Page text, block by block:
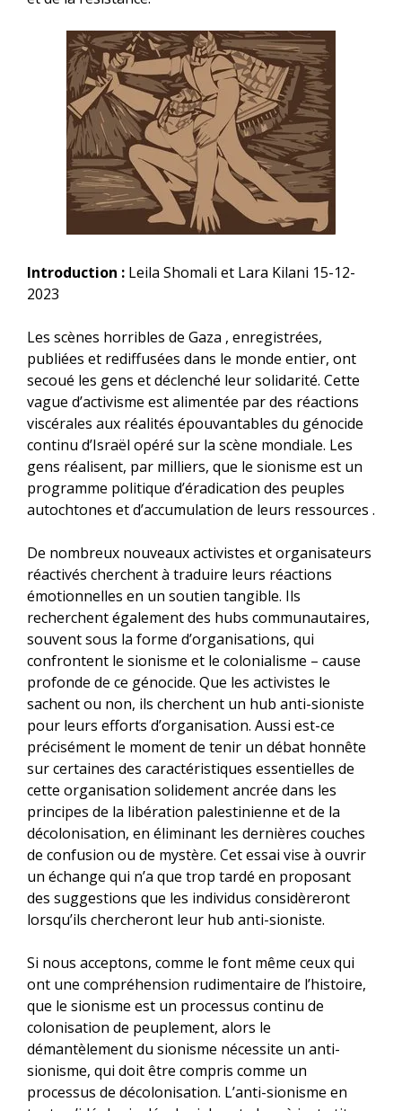
Introduction : Leila Shomali et Lara Kilani 15-12-
2023
Les scènes horribles de Gaza , enregistrées,
publiées et rediffusées dans le monde entier, ont
secoué les gens et déclenché leur solidarité. Cette
vague d’activisme est alimentée par des réactions
viscérales aux réalités épouvantables du génocide
continu d’Israël opéré sur la scène mondiale. Les
gens réalisent, par milliers, que le sionisme est un
programme politique d’éradication des peuples
autochtones et d’accumulation de leurs ressources .
De nombreux nouveaux activistes et organisateurs
réactivés cherchent à traduire leurs réactions
émotionnelles en un soutien tangible. Ils
recherchent également des hubs communautaires,
souvent sous la forme d’organisations, qui
confrontent le sionisme et le colonialisme – cause
profonde de ce génocide. Que les activistes le
sachent ou non, ils cherchent un hub anti-sioniste
pour leurs efforts d’organisation. Aussi est-ce
précisément le moment de tenir un débat honnête
sur certaines des caractéristiques essentielles de
cette organisation solidement ancrée dans les
principes de la libération palestinienne et de la
décolonisation, en éliminant les dernières couches
de confusion ou de mystère. Cet essai vise à ouvrir
un échange qui n’a que trop tardé en proposant
des suggestions que les individus considèreront
lorsqu’ils chercheront leur hub anti-sioniste.
Si nous acceptons, comme le font même ceux qui
ont une compréhension rudimentaire de l’histoire,
que le sionisme est un processus continu de
colonisation de peuplement, alors le
démantèlement du sionisme nécessite un anti-
sionisme, qui doit être compris comme un
processus de décolonisation. L’anti-sionisme en